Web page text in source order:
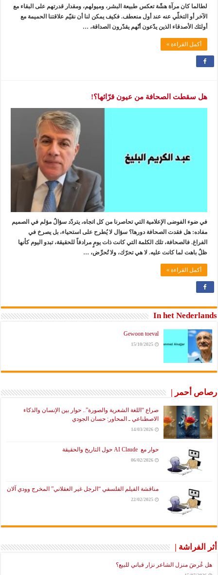
لطالما كان مرآة هشّة تعكس طبيعة البشر، وميولهم، ومقدار قدرتهم على البقاء مع
الآخر أو التخلّي عنه عند أول منعطف. فكيف يمكن لنا أن نقيّم علاقتنا الحميمة مع
أولئك الأصدقاء الذين يدّعون أنّهم يقدّرون الصداقة، …
أكمل القراءة »
هل سقطت الصحافة من عيون قرّائها؟!
في ضوء الفوضى الإعلامية التي تحاصرنا من كل اتجاه، يتردّد سؤالٌ مؤلم في الصميم
مفاده: هل فقدت الصحافة دورها؟ سؤال لا يُطرح على استحياء، بل يصرخ في
الفراغ. فالصحافة، تلك الكلمة التي كانت ذات يومٍ مرادفاً للحقيقة، تبدو اليوم كأنها
ظلٌ باهت لما كانت عليه. لا هي تحرّك، ولا تُحرِّض، …
أكمل القراءة »
In het Nederlands
Gewoon toeval
15/10/2025
رصاص أحمر |
صراع “اللغة الشعرية والصورة”.. حوار بين الإنسان والذكاء
الاصطناعي ـ المحاور: حسان الجودي
14/03/2026
حوار مع AI Claude حول التاريخ والحقيقة
06/02/2026
مناقشة الفيلم الفلسفي “الرجل غير العقلاني” المخرج وودي آلان
22/02/2025
أثر الفراشة |
هل عُرضَ منزل الشاعر نزار قباني للبيع؟